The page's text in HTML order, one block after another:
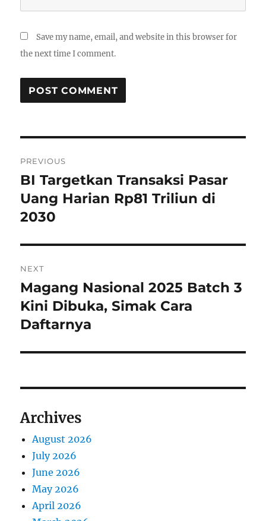
Save my name, email, and website in this browser for
the next time I comment.
o
s
t
n
a
v
i
g
i
n
PREVIOUS
P
r
e
i
s
p
o
BI Targetkan Transaksi Pasar
Uang Harian Rp81 Triliun di
2030
NEXT
N
e
x
p
s
:
Magang Nasional 2025 Batch 3
Kini Dibuka, Simak Cara
Daftarnya
Archives
August 2026
July 2026
June 2026
May 2026
April 2026